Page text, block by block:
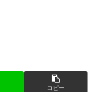
コピー